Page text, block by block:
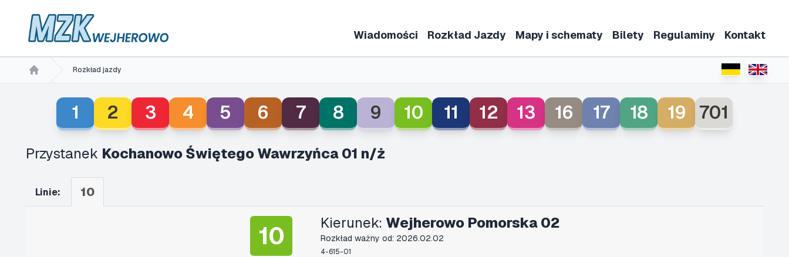
Wiadomości Rozkład Jazdy Mapy i schematy Bilety Regulaminy Kontakt
Rozkład jazdy
1 2 3 4 5 6 7 8 9 10 11 12 13 16 17 18 19 701
Przystanek Kochanowo Świętego Wawrzyńca 01 n/ż
Linie: 10
10 Kierunek: Wejherowo Pomorska 02
Rozkład ważny od: 2026.02.02
4-615-01